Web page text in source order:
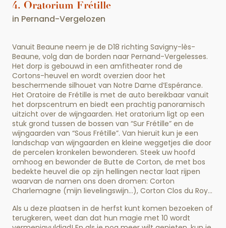
4. Oratorium Frétille
in Pernand-Vergelozen
Vanuit Beaune neem je de D18 richting Savigny-lès-
Beaune, volg dan de borden naar Pernand-Vergelesses.
Het dorp is gebouwd in een amfitheater rond de
Cortons-heuvel en wordt overzien door het
beschermende silhouet van Notre Dame d’Espérance.
Het Oratoire de Frétille is met de auto bereikbaar vanuit
het dorpscentrum en biedt een prachtig panoramisch
uitzicht over de wijngaarden. Het oratorium ligt op een
stuk grond tussen de bossen van “Sur Frétille” en de
wijngaarden van “Sous Frétille”. Van hieruit kun je een
landschap van wijngaarden en kleine weggetjes die door
de percelen kronkelen bewonderen. Steek uw hoofd
omhoog en bewonder de Butte de Corton, de met bos
bedekte heuvel die op zijn hellingen nectar laat rijpen
waarvan de namen ons doen dromen: Corton
Charlemagne (mijn lievelingswijn…), Corton Clos du Roy…
Als u deze plaatsen in de herfst kunt komen bezoeken of
terugkeren, weet dan dat hun magie met 10 wordt